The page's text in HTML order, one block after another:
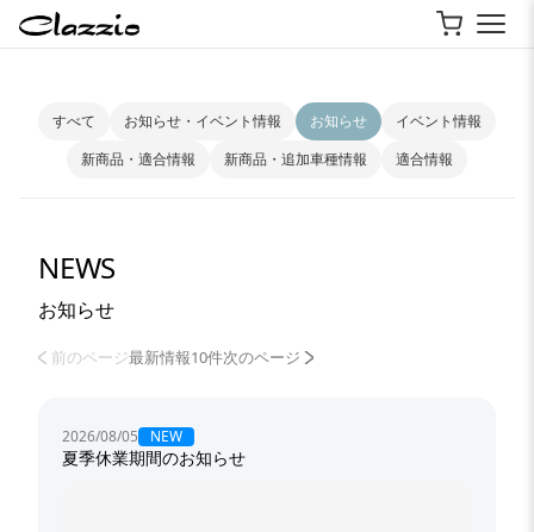
すべて お知らせ・イベント情報 お知らせ
イベント情報
新商品・適合情報
新商品・追加車種情報 適合情報
NEWS
お知らせ
前のページ最新情報10件次のページ
2026/08/05 NEW
夏季休業期間のお知らせ